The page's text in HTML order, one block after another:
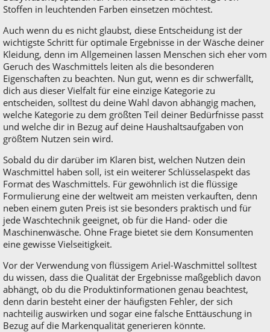
Stoffen in leuchtenden Farben einsetzen möchtest.
Auch wenn du es nicht glaubst, diese Entscheidung ist der
wichtigste Schritt für optimale Ergebnisse in der Wäsche deiner
Kleidung, denn im Allgemeinen lassen Menschen sich eher vom
Geruch des Waschmittels leiten als die besonderen
Eigenschaften zu beachten. Nun gut, wenn es dir schwerfällt,
dich aus dieser Vielfalt für eine einzige Kategorie zu
entscheiden, solltest du deine Wahl davon abhängig machen,
welche Kategorie zu dem größten Teil deiner Bedürfnisse passt
und welche dir in Bezug auf deine Haushaltsaufgaben von
größtem Nutzen sein wird.
Sobald du dir darüber im Klaren bist, welchen Nutzen dein
Waschmittel haben soll, ist ein weiterer Schlüsselaspekt das
Format des Waschmittels. Für gewöhnlich ist die flüssige
Formulierung eine der weltweit am meisten verkauften, denn
neben einem guten Preis ist sie besonders praktisch und für
jede Waschtechnik geeignet, ob für die Hand- oder die
Maschinenwäsche. Ohne Frage bietet sie dem Konsumenten
eine gewisse Vielseitigkeit.
Vor der Verwendung von flüssigem Ariel-Waschmittel solltest
du wissen, dass die Qualität der Ergebnisse maßgeblich davon
abhängt, ob du die Produktinformationen genau beachtest,
denn darin besteht einer der häufigsten Fehler, der sich
nachteilig auswirken und sogar eine falsche Enttäuschung in
Bezug auf die Markenqualität generieren könnte.